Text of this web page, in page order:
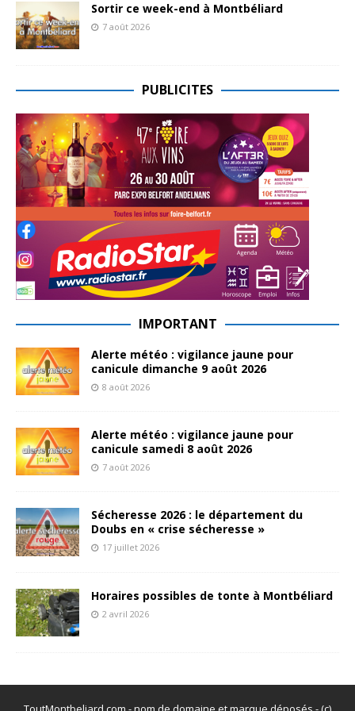
Sortir ce week-end à Montbéliard
7 août 2026
PUBLICITES
IMPORTANT
Alerte météo : vigilance jaune pour
canicule dimanche 9 août 2026
8 août 2026
Alerte météo : vigilance jaune pour
canicule samedi 8 août 2026
7 août 2026
Sécheresse 2026 : le département du
Doubs en « crise sécheresse »
17 juillet 2026
Horaires possibles de tonte à Montbéliard
2 avril 2026